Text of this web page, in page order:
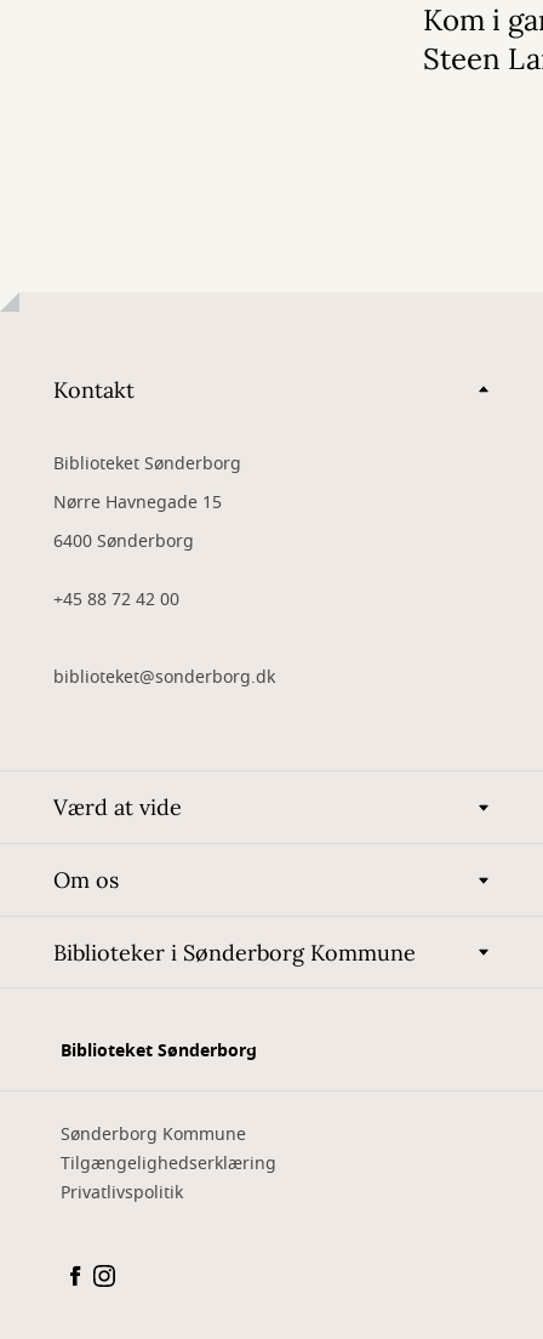
Kom i
Steen
Kontakt
Biblioteket Sønderborg
Nørre Havnegade 15
6400 Sønderborg
+45 88 72 42 00
biblioteket@sonderborg.dk
Værd at vide
Om os
Biblioteker i Sønderborg Kommune
Biblioteket Sønderborg
Sønderborg Kommune
Tilgængelighedserklæring
Privatlivspolitik